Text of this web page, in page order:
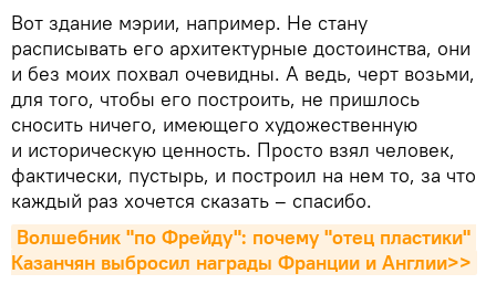
Вот здание мэрии, например. Не стану
расписывать его архитектурные достоинства, они
и без моих похвал очевидны. А ведь, черт возьми,
для того, чтобы его построить, не пришлось
сносить ничего, имеющего художественную
и историческую ценность. Просто взял человек,
фактически, пустырь, и построил на нем то, за что
каждый раз хочется сказать – спасибо.
Волшебник "по Фрейду": почему "отец пластики"
Казанчян выбросил награды Франции и Англии>>